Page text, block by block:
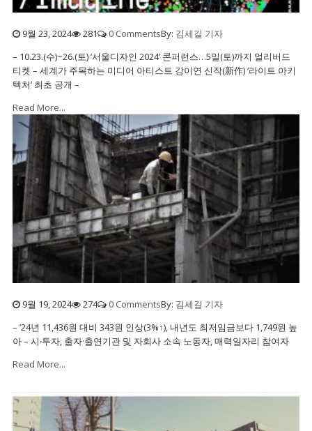
9월 23, 2024 281 0 CommentsBy: 김세길 기자
– 10.23.(수)~26.(토) ‘서울디자인 2024’ 콘퍼런스…5일(토)까지 얼리버드
티켓 – 세계가 주목하는 미디어 아티스트 강이연 신작(新作) ‘라이트 아키
텍처’ 최초 공개 –
Read More...
9월 19, 2024 274 0 CommentsBy: 김세길 기자
– ’24년 11,436원 대비 343원 인상(3%↑), 내년도 최저임금보다 1,749원 높
아 – 시‧투자, 출자·출연기관 및 자회사 소속 노동자, 매력일자리 참여자
Read More...